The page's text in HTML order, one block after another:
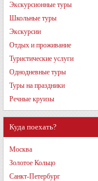
Экскурсионные туры
Школьные туры
Экскурсии
Отдых и проживание
Туристические услуги
Однодневные туры
Туры на праздники
Речные круизы
Куда поехать?
Москва
Золотое Кольцо
Санкт-Петербург